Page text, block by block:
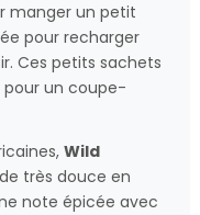
manger un petit
pour recharger
Ces petits sachets
pour un coupe-
Wild
très douce en
note épicée avec